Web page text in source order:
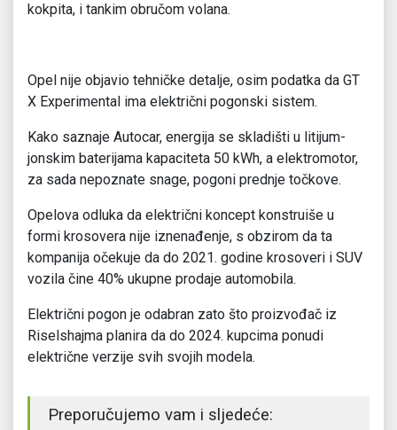
kokpita, i tankim obručom volana.
Opel nije objavio tehničke detalje, osim podatka da GT
X Experimental ima električni pogonski sistem.
Kako saznaje Autocar, energija se skladišti u litijum-
jonskim baterijama kapaciteta 50 kWh, a elektromotor,
za sada nepoznate snage, pogoni prednje točkove.
Opelova odluka da električni koncept konstruiše u
formi krosovera nije iznenađenje, s obzirom da ta
kompanija očekuje da do 2021. godine krosoveri i SUV
vozila čine 40% ukupne prodaje automobila.
Električni pogon je odabran zato što proizvođač iz
Riselshajma planira da do 2024. kupcima ponudi
električne verzije svih svojih modela.
Preporučujemo vam i sljedeće: